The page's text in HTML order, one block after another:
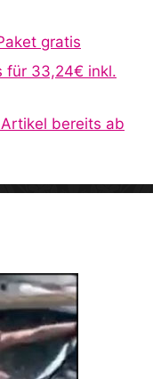
gratis
für 33,24€ inkl.
bereits ab